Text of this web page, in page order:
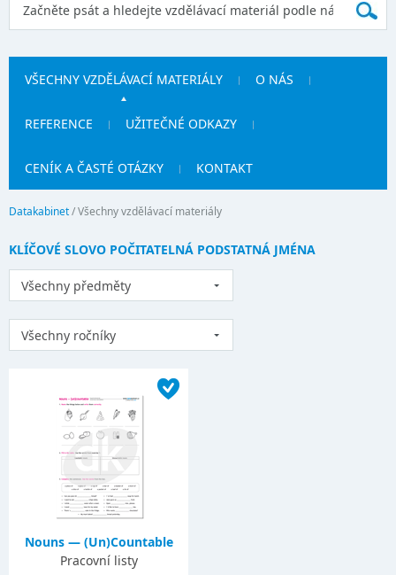
VŠECHNY VZDĚLÁVACÍ MATERIÁLY O NÁS
REFERENCE UŽITEČNÉ ODKAZY
CENÍK A ČASTÉ OTÁZKY KONTAKT
Datakabinet/Všechny vzdělávací materiály
KLÍČOVÉ SLOVO POČITATELNÁ PODSTATNÁ JMÉNA
Všechny předměty
Všechny ročníky
Nouns — (Un)Countable
Pracovní listy